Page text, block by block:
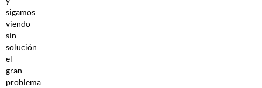
sigamos
viendo
sin
solución
el
gran
problema